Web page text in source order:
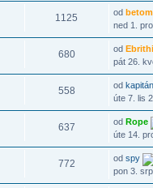
1125 odbetom
ned 1.
680 od
pát 26.
558 odkapitán
úte 7. lis
637 odRope
úte 14.
772 odspy
pon 3.